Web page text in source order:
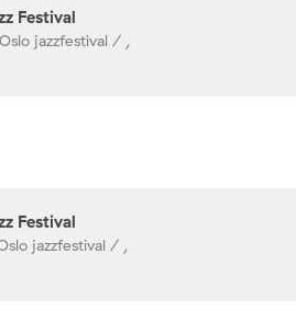
Festival
Oslo jazzfestival / ,
Festival
jazzfestival / ,